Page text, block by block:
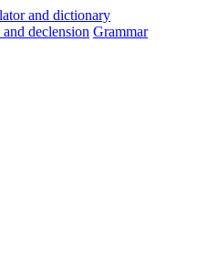
and declension Grammar